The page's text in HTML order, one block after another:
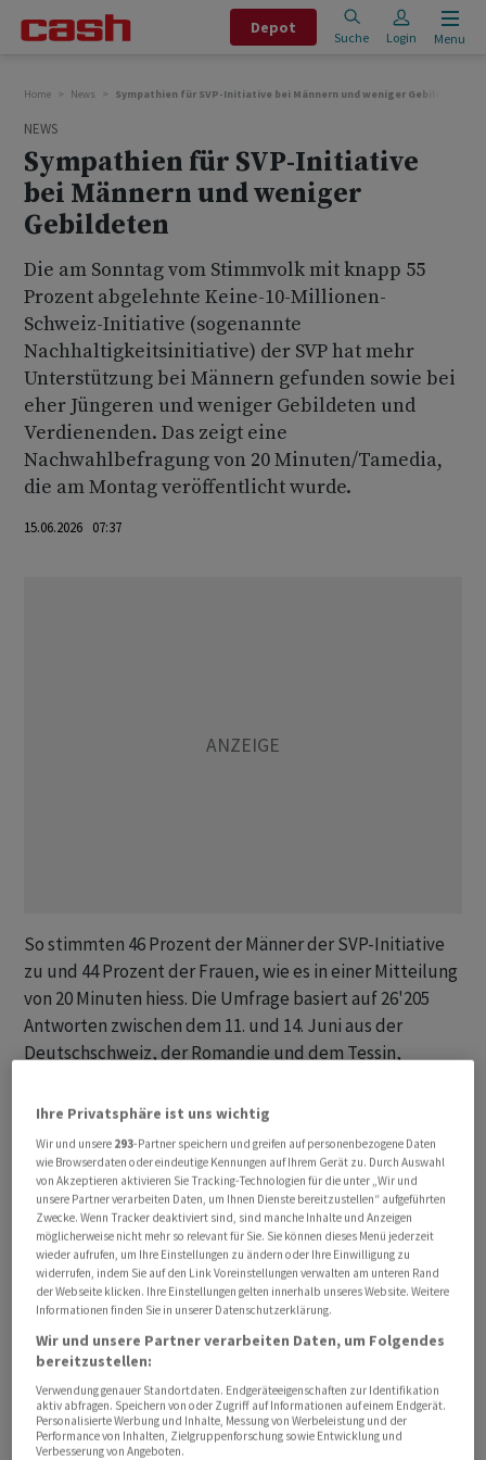
Depot
Suche Login Menu
Home News Sympathien für SVP-Initiative bei Männern und weniger Gebildeten
NEWS
Sympathien für SVP-Initiative
bei Männern und weniger
Gebildeten
Die am Sonntag vom Stimmvolk mit knapp 55
Prozent abgelehnte Keine-10-Millionen-
Schweiz-Initiative (sogenannte
Nachhaltigkeitsinitiative) der SVP hat mehr
Unterstützung bei Männern gefunden sowie bei
eher Jüngeren und weniger Gebildeten und
Verdienenden. Das zeigt eine
Nachwahlbefragung von 20 Minuten/Tamedia,
die am Montag veröffentlicht wurde.
15.06.2026 07:37
So stimmten 46 Prozent der Männer der SVP-Initiative
zu und 44 Prozent der Frauen, wie es in einer Mitteilung
von 20 Minuten hiess. Die Umfrage basiert auf 26'205
Antworten zwischen dem 11. und 14. Juni aus der
Deutschschweiz, der Romandie und dem Tessin,
Fehlerbereich von plus/minus 1,5 Prozent.
Am meisten Zustimmung erhielt die Initiative
erwartungsgemäss von Sympathisanten der SVP: 95
Prozent. Am wenigsten Zustimmung kam von
Sympathisanten der SP (12 Prozent), der Grünliberalen
(15 Prozent) und der Grünen (17 Prozent). FDP-
Sympathisanten stimmten der SVP-Initiative mit 43
Prozent zu und Mitte-Sympathisanten mit 33 Prozent.
Altersgruppen: So unterstützte mit 51 Prozent eine
Mehrheit der 35- bis 49-Jährigen die 10-Millionen-
Ihre Privatsphäre ist uns wichtig
Wir und unsere 293-Partner speichern und greifen auf personenbezogene Daten
wie Browserdaten oder eindeutige Kennungen auf Ihrem Gerät zu. Durch Auswahl
von Akzeptieren aktivieren Sie Tracking-Technologien für die unter „Wir und
unsere Partner verarbeiten Daten, um Ihnen Dienste bereitzustellen“ aufgeführten
Zwecke. Wenn Tracker deaktiviert sind, sind manche Inhalte und Anzeigen
möglicherweise nicht mehr so relevant für Sie. Sie können dieses Menü jederzeit
wieder aufrufen, um Ihre Einstellungen zu ändern oder Ihre Einwilligung zu
widerrufen, indem Sie auf den Link Voreinstellungen verwalten am unteren Rand
der Webseite klicken. Ihre Einstellungen gelten innerhalb unseres Website. Weitere
Informationen finden Sie in unserer Datenschutzerklärung.
Wir und unsere Partner verarbeiten Daten, um Folgendes
bereitzustellen:
Verwendung genauer Standortdaten. Endgeräteeigenschaften zur Identifikation
aktiv abfragen. Speichern von oder Zugriff auf Informationen auf einem Endgerät.
Personalisierte Werbung und Inhalte, Messung von Werbeleistung und der
Performance von Inhalten, Zielgruppenforschung sowie Entwicklung und
Verbesserung von Angeboten.